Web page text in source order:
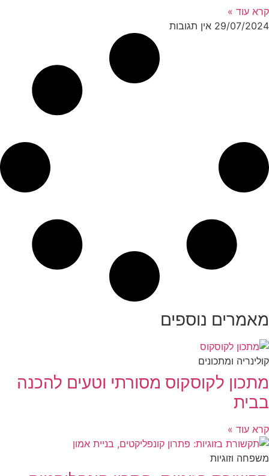
קרא עוד »
29/07/2024 אין תגובות
מאמרים נוספים
קולינריה ומתכונים
מתכון לקוסקוס מסורתי וטעים להכנה
בבית
קרא עוד »
משפחה וזוגיות